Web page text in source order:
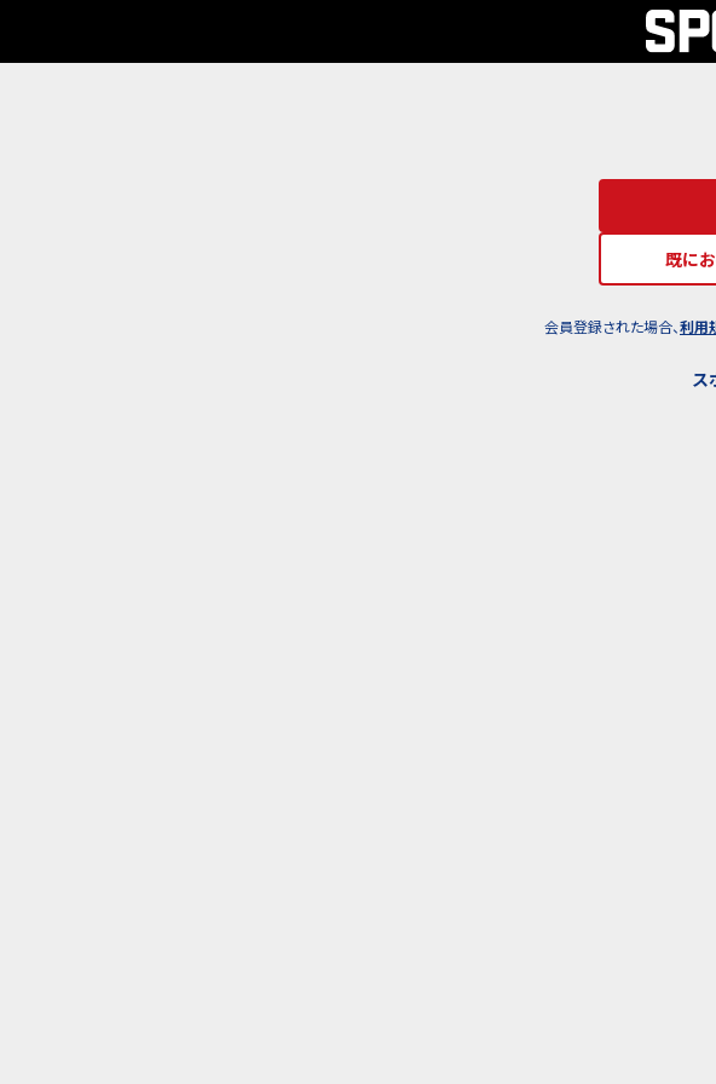
既に
会員登録された場合、利用
ス